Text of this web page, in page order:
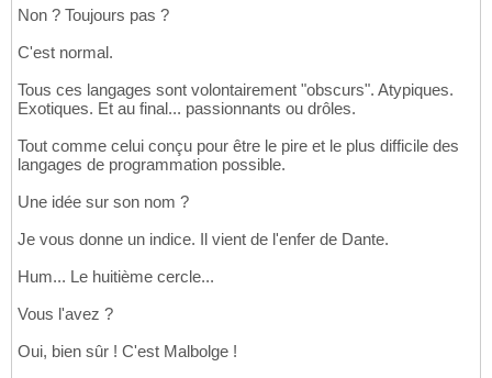
Non ? Toujours pas ?
C'est normal.
Tous ces langages sont volontairement "obscurs". Atypiques.
Exotiques. Et au final... passionnants ou drôles.
Tout comme celui conçu pour être le pire et le plus difficile des
langages de programmation possible.
Une idée sur son nom ?
Je vous donne un indice. Il vient de l'enfer de Dante.
Hum... Le huitième cercle...
Vous l'avez ?
Oui, bien sûr ! C'est Malbolge !